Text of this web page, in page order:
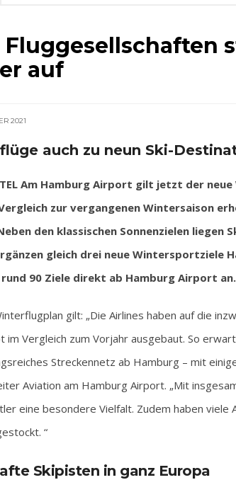
Fluggesellschaften
auf
2021
auch zu neun Ski-
Am Hamburg Airport gilt jetzt der
zur vergangenen Wintersaison
den klassischen Sonnenzielen liegen
gleich drei neue Wintersportziele
rund 90 Ziele direkt ab Hamburg Airport an.
gilt: „Die Airlines haben auf die
im Vergleich zum Vorjahr ausgebaut. So
Streckennetz ab Hamburg – mit
Aviation am Hamburg Airport. „Mit
eine besondere Vielfalt. Zudem haben viele
“
Skipisten in ganz Europa